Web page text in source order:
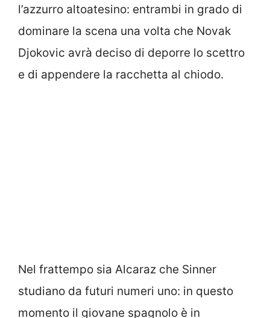
l’azzurro altoatesino: entrambi in grado di
dominare la scena una volta che Novak
Djokovic avrà deciso di deporre lo scettro
e di appendere la racchetta al chiodo.
Nel frattempo sia Alcaraz che Sinner
studiano da futuri numeri uno: in questo
momento il giovane spagnolo è in